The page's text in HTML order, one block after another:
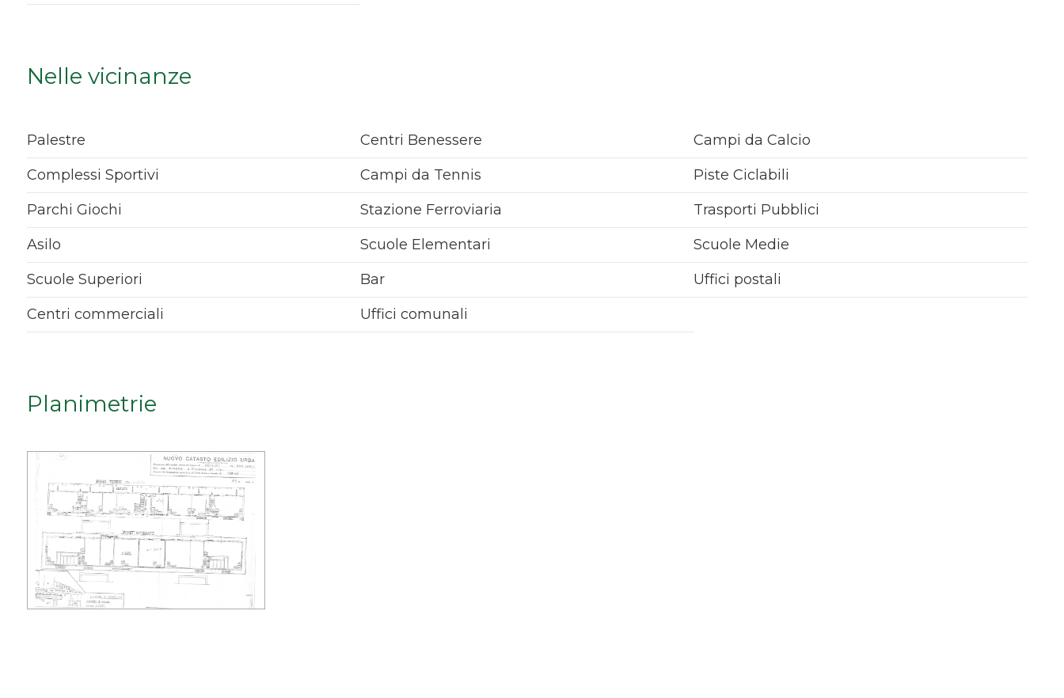
Nelle vicinanze
Palestre Centri Benessere
Campi da Calcio
Complessi Sportivi
Campi da Tennis
Piste Ciclabili
Parchi Giochi
Stazione Ferroviaria
Trasporti Pubblici
Asilo
Scuole Elementari
Scuole Medie
Scuole Superiori
Bar
Uffici postali
Centri commerciali
Uffici comunali
Planimetrie
Qualsiasi
2
3
4
5
Bagni
2
3